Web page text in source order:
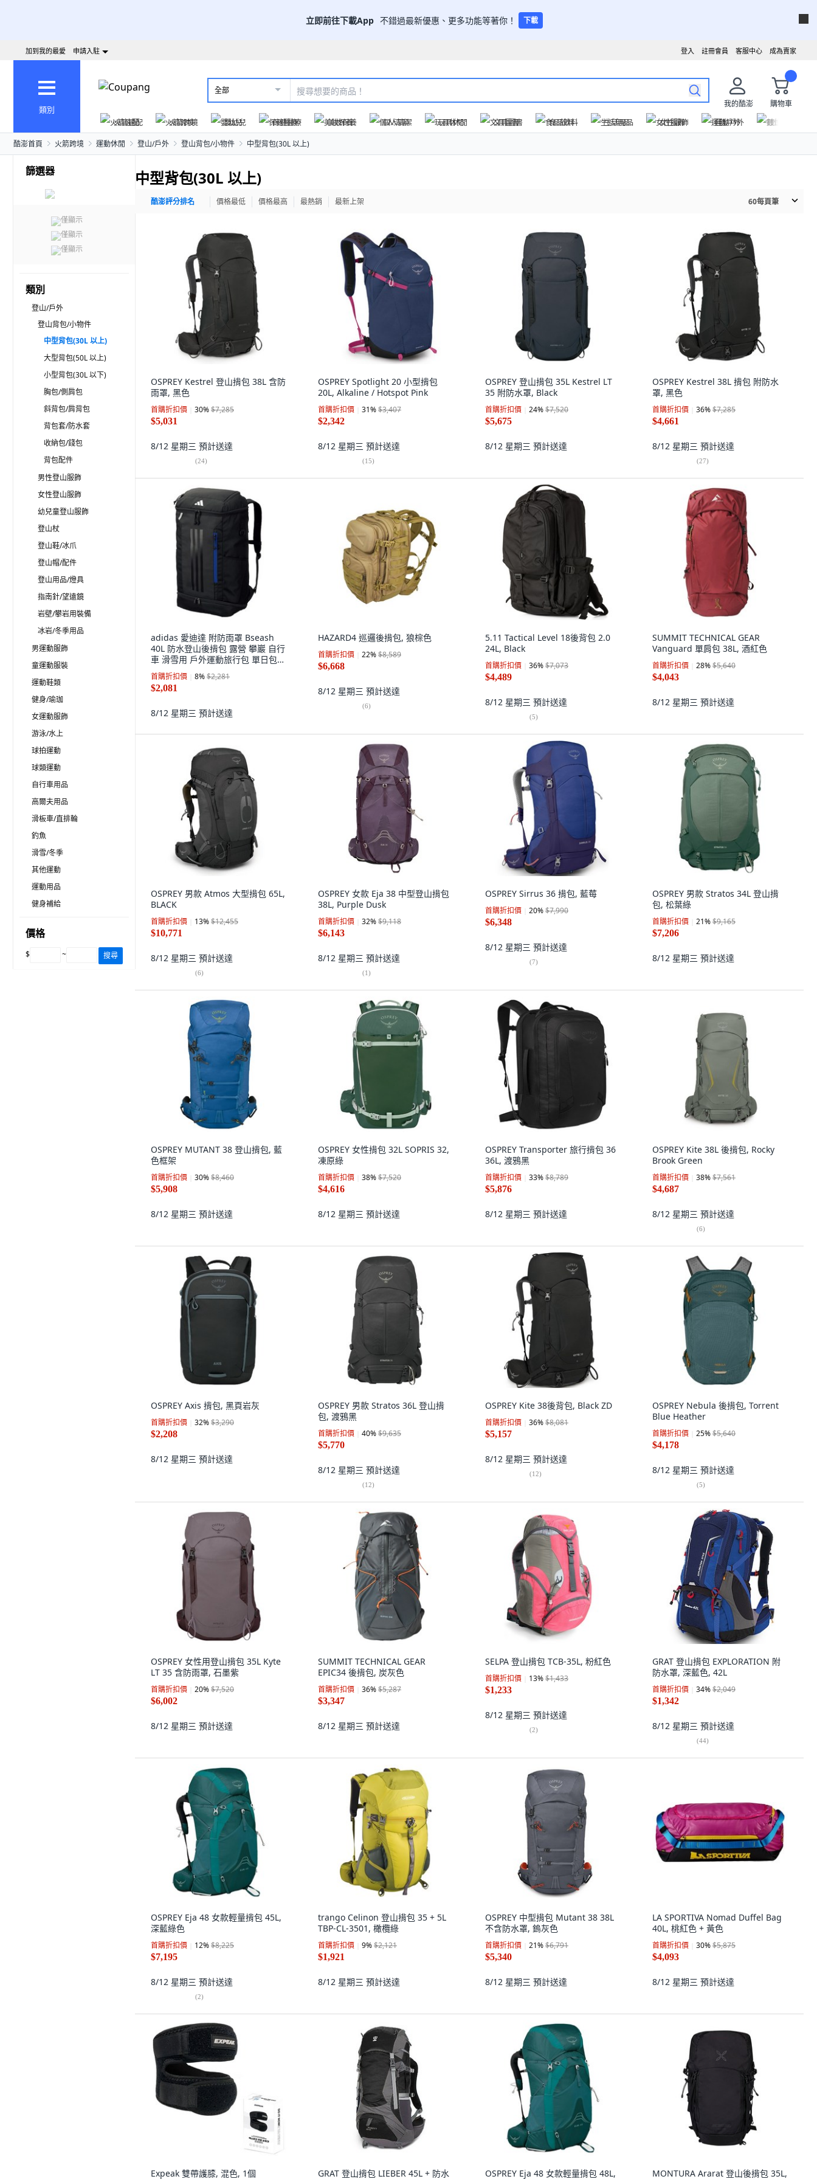
立即前往下載App 不錯過最新優惠、更多功能等著你！ 下載
成為賣家
客服中心
註冊會員
登入
加到我的最愛 申請入駐
類別
全部
我的酷澎
購物車
火箭速配
火箭跨境 嬰幼兒 保健醫療 美妝保養 個人清潔 玩具休閒 文具圖書 食品飲料 生活用品 女性服飾 運動戶外 數位家電
酷澎首頁 火箭跨境 運動休閒 登山/戶外 登山背包/小物件 中型背包(30L 以上)
篩選器
僅顯示
僅顯示
僅顯示
類別
登山/戶外
登山背包/小物件
中型背包(30L 以上)
大型背包(50L 以上)
小型背包(30L 以下)
胸包/側肩包
斜背包/肩背包
背包套/防水套
收納包/錢包
背包配件
男性登山服飾
女性登山服飾
幼兒童登山服飾
登山杖
登山鞋/冰爪
登山帽/配件
登山用品/燈具
指南針/望遠鏡
岩壁/攀岩用裝備
冰岩/冬季用品
男運動服飾
童運動服裝
運動鞋類
健身/瑜珈
女運動服飾
游泳/水上
球拍運動
球類運動
自行車用品
高爾夫用品
滑板車/直排輪
釣魚
滑雪/冬季
其他運動
運動用品
健身補給
價格
$ ~ 搜尋
中型背包(30L 以上)
酷澎評分排名 價格最低 價格最高 最熱銷 最新上架 60每頁筆
OSPREY Kestrel 登山揹包 38L 含防
雨罩, 黑色
首購折扣價 30%$7,285
$5,031
8/12 星期三 預計送達
(24)
OSPREY Spotlight 20 小型揹包
20L, Alkaline / Hotspot Pink
首購折扣價 31%$3,407
$2,342
8/12 星期三 預計送達
(15)
OSPREY 登山揹包 35L Kestrel LT
35 附防水罩, Black
首購折扣價 24%$7,520
$5,675
8/12 星期三 預計送達
OSPREY Kestrel 38L 揹包 附防水
罩, 黑色
首購折扣價 36%$7,285
$4,661
8/12 星期三 預計送達
(27)
adidas 愛迪達 附防雨罩 Bseash
40L 防水登山後揹包 露營 攀巖 自行
車 滑雪用 戶外運動旅行包 單日包
(黑色), 黑色 + 亮寶藍色
首購折扣價 8%$2,281
$2,081
8/12 星期三 預計送達
HAZARD4 巡邏後揹包, 狼棕色
首購折扣價 22%$8,589
$6,668
8/12 星期三 預計送達
(6)
5.11 Tactical Level 18後背包 2.0
24L, Black
首購折扣價 36%$7,073
$4,489
8/12 星期三 預計送達
(5)
SUMMIT TECHNICAL GEAR
Vanguard 單肩包 38L, 酒紅色
首購折扣價 28%$5,640
$4,043
8/12 星期三 預計送達
OSPREY 男款 Atmos 大型揹包 65L,
BLACK
首購折扣價 13%$12,455
$10,771
8/12 星期三 預計送達
(6)
OSPREY 女款 Eja 38 中型登山揹包
38L, Purple Dusk
首購折扣價 32%$9,118
$6,143
8/12 星期三 預計送達
(1)
OSPREY Sirrus 36 揹包, 藍莓
首購折扣價 20%$7,990
$6,348
8/12 星期三 預計送達
(7)
OSPREY 男款 Stratos 34L 登山揹
包, 松葉綠
首購折扣價 21%$9,165
$7,206
8/12 星期三 預計送達
OSPREY MUTANT 38 登山揹包, 藍
色框架
首購折扣價 30%$8,460
$5,908
8/12 星期三 預計送達
OSPREY 女性揹包 32L SOPRIS 32,
凍原綠
首購折扣價 38%$7,520
$4,616
8/12 星期三 預計送達
OSPREY Transporter 旅行揹包 36
36L, 渡鴉黑
首購折扣價 33%$8,789
$5,876
8/12 星期三 預計送達
OSPREY Kite 38L 後揹包, Rocky
Brook Green
首購折扣價 38%$7,561
$4,687
8/12 星期三 預計送達
(6)
OSPREY Axis 揹包, 黑頁岩灰
首購折扣價 32%$3,290
$2,208
8/12 星期三 預計送達
OSPREY 男款 Stratos 36L 登山揹
包, 渡鴉黑
首購折扣價 40%$9,635
$5,770
8/12 星期三 預計送達
(12)
OSPREY Kite 38後背包, Black ZD
首購折扣價 36%$8,081
$5,157
8/12 星期三 預計送達
(12)
OSPREY Nebula 後揹包, Torrent
Blue Heather
首購折扣價 25%$5,640
$4,178
8/12 星期三 預計送達
(5)
OSPREY 女性用登山揹包 35L Kyte
LT 35 含防雨罩, 石墨紫
首購折扣價 20%$7,520
$6,002
8/12 星期三 預計送達
SUMMIT TECHNICAL GEAR
EPIC34 後揹包, 炭灰色
首購折扣價 36%$5,287
$3,347
8/12 星期三 預計送達
SELPA 登山揹包 TCB-35L, 粉紅色
首購折扣價 13%$1,433
$1,233
8/12 星期三 預計送達
(2)
GRAT 登山揹包 EXPLORATION 附
防水罩, 深藍色, 42L
首購折扣價 34%$2,049
$1,342
8/12 星期三 預計送達
(44)
OSPREY Eja 48 女款輕量揹包 45L,
深藍綠色
首購折扣價 12%$8,225
$7,195
8/12 星期三 預計送達
(2)
trango Celinon 登山揹包 35 + 5L
TBP-CL-3501, 橄欖綠
首購折扣價 9%$2,121
$1,921
8/12 星期三 預計送達
OSPREY 中型揹包 Mutant 38 38L
不含防水罩, 鎢灰色
首購折扣價 21%$6,791
$5,340
8/12 星期三 預計送達
LA SPORTIVA Nomad Duffel Bag
40L, 桃紅色 + 黃色
首購折扣價 30%$5,875
$4,093
8/12 星期三 預計送達
Expeak 雙帶護膝, 混色, 1個
GRAT 登山揹包 LIEBER 45L + 防水
OSPREY Eja 48 女款輕量揹包 48L,
MONTURA Ararat 登山後揹包 35L,